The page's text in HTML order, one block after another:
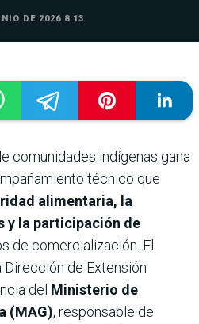
DE 2026 8:13
comunidades indígenas gana
técnico que
alimentaria, la
y la participación de
de comercialización. El
de Extensión
del Ministerio de
(MAG), responsable de